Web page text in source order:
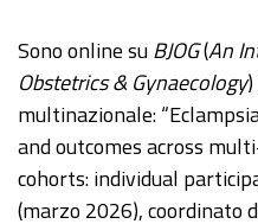
Sono online suBJOG(An
Obstetrics & Gynaecology
multinazionale:
and outcomes across
cohorts: individual
(marzo 2026), coordinato